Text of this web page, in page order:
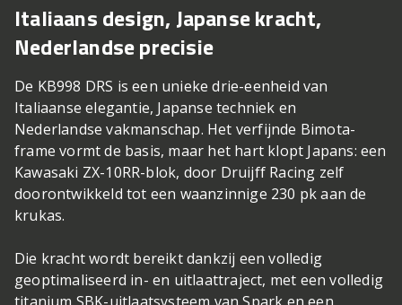
Italiaans design, Japanse kracht,
Nederlandse precisie
De KB998 DRS is een unieke drie-eenheid van
Italiaanse elegantie, Japanse techniek en
Nederlandse vakmanschap. Het verfijnde Bimota-
frame vormt de basis, maar het hart klopt Japans: een
Kawasaki ZX-10RR-blok, door Druijff Racing zelf
doorontwikkeld tot een waanzinnige 230 pk aan de
krukas.
Die kracht wordt bereikt dankzij een volledig
geoptimaliseerd in- en uitlaattraject, met een volledig